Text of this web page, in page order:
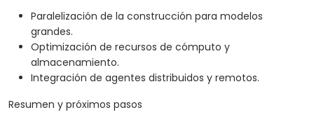
Paralelización de la construcción para modelos
grandes.
Optimización de recursos de cómputo y
almacenamiento.
Integración de agentes distribuidos y remotos.
Resumen y próximos pasos